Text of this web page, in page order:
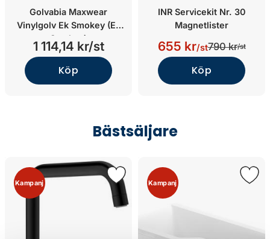
Golvabia Maxwear
Vinylgolv Ek Smokey (Ek
Smokey)
1 114,14 kr/st
Köp
INR Servicekit Nr. 30
Magnetlister
655 kr/st790 kr/st
Köp
Bästsäljare
Kampanj Kampanj